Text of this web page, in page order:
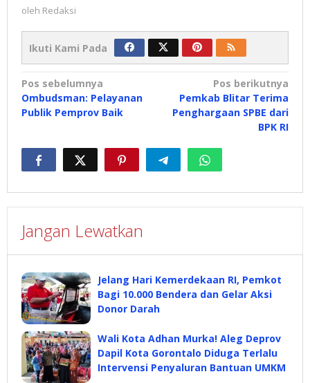
oleh Redaksi
Ikuti Kami Pada
Navigasi
pos
Pos sebelumnya
Ombudsman: Pelayanan
Publik Pemprov Baik
Pos berikutnya
Pemkab Blitar Terima
Penghargaan SPBE dari
BPK RI
Jangan Lewatkan
Jelang Hari Kemerdekaan RI, Pemkot
Bagi 10.000 Bendera dan Gelar Aksi
Donor Darah
Wali Kota Adhan Murka! Aleg Deprov
Dapil Kota Gorontalo Diduga Terlalu
Intervensi Penyaluran Bantuan UMKM